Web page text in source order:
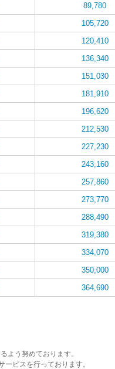
89,780
105,720
120,410
136,340
151,030
181,910
196,620
212,530
227,230
243,160
257,860
273,770
288,490
319,380
334,070
350,000
364,690
よう努めております。
ビスを行っております。